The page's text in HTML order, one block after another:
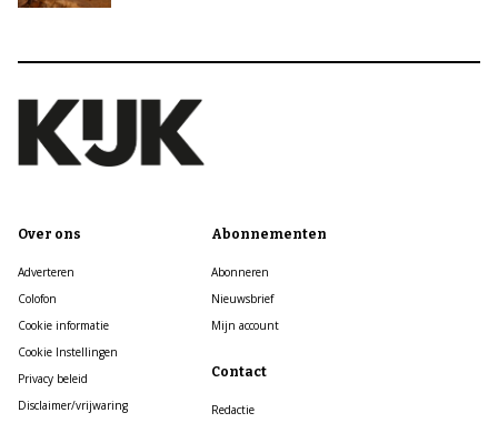
Over ons
Adverteren
Colofon
Cookie informatie
Cookie Instellingen
Privacy beleid
Disclaimer/vrijwaring
Abonnementen
Abonneren
Nieuwsbrief
Mijn account
Contact
Redactie